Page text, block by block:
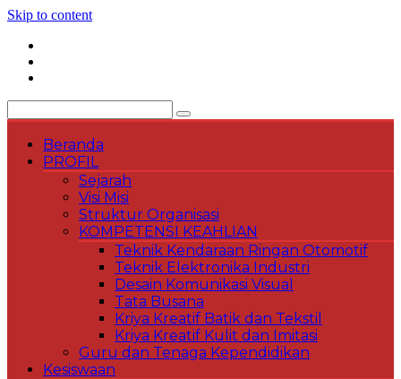
Skip to content
Beranda
PROFIL
Sejarah
Visi Misi
Struktur Organisasi
KOMPETENSI KEAHLIAN
Teknik Kendaraan Ringan Otomotif
Teknik Elektronika Industri
Desain Komunikasi Visual
Tata Busana
Kriya Kreatif Batik dan Tekstil
Kriya Kreatif Kulit dan Imitasi
Guru dan Tenaga Kependidikan
Kesiswaan